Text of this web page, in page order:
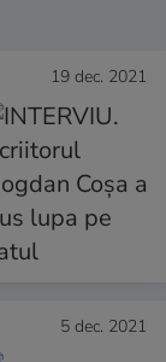
19 dec. 2021
5 dec. 2021